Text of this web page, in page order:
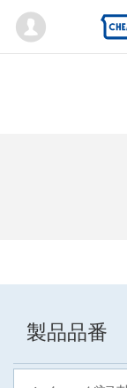
Mypage
製品品番